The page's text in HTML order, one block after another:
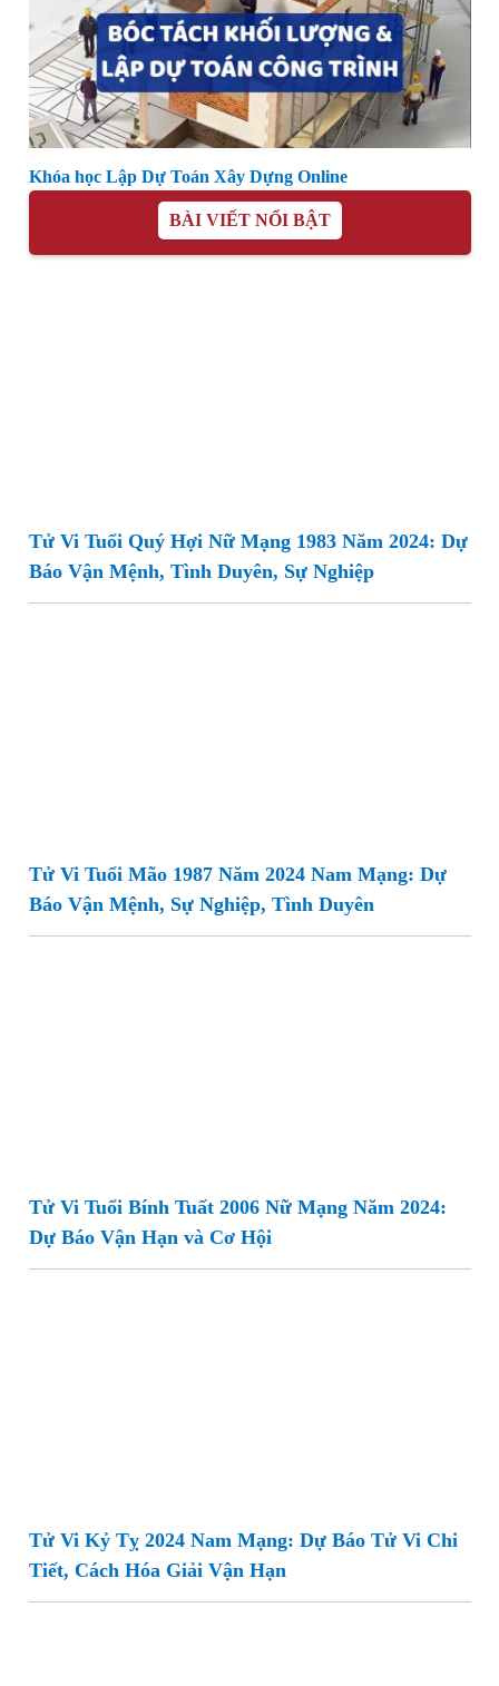
Khóa học Lập Dự Toán Xây Dựng Online
BÀI VIẾT NỔI BẬT
Tử Vi Tuổi Quý Hợi Nữ Mạng 1983 Năm 2024: Dự
Báo Vận Mệnh, Tình Duyên, Sự Nghiệp
Tử Vi Tuổi Mão 1987 Năm 2024 Nam Mạng: Dự
Báo Vận Mệnh, Sự Nghiệp, Tình Duyên
Tử Vi Tuổi Bính Tuất 2006 Nữ Mạng Năm 2024:
Dự Báo Vận Hạn và Cơ Hội
Tử Vi Kỷ Tỵ 2024 Nam Mạng: Dự Báo Tử Vi Chi
Tiết, Cách Hóa Giải Vận Hạn